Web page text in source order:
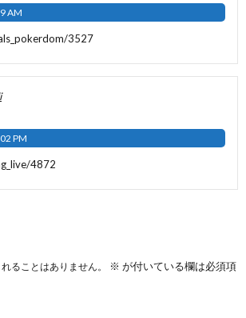
AM
3527
PM
4872
ることはありません。 ※ が付いている欄は必須項